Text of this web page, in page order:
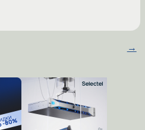
→